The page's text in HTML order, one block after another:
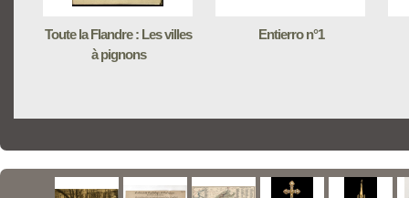
Toute la Flandre : Les villes
à pignons
Entierro n°1